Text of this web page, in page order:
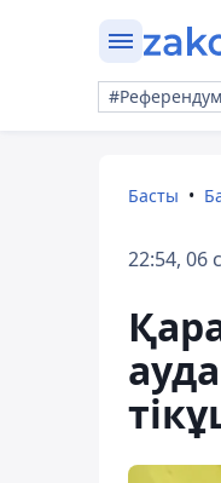
Басты
22:54, 06